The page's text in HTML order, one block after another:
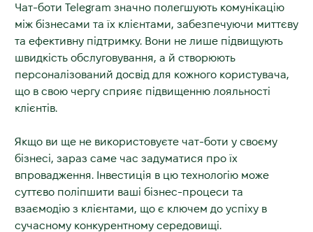
Чат-боти Telegram значно полегшують комунікацію
між бізнесами та їх клієнтами, забезпечуючи миттєву
та ефективну підтримку. Вони не лише підвищують
швидкість обслуговування, а й створюють
персоналізований досвід для кожного користувача,
що в свою чергу сприяє підвищенню лояльності
клієнтів.
Якщо ви ще не використовуєте чат-боти у своєму
бізнесі, зараз саме час задуматися про їх
впровадження. Інвестиція в цю технологію може
суттєво поліпшити ваші бізнес-процеси та
взаємодію з клієнтами, що є ключем до успіху в
сучасному конкурентному середовищі.